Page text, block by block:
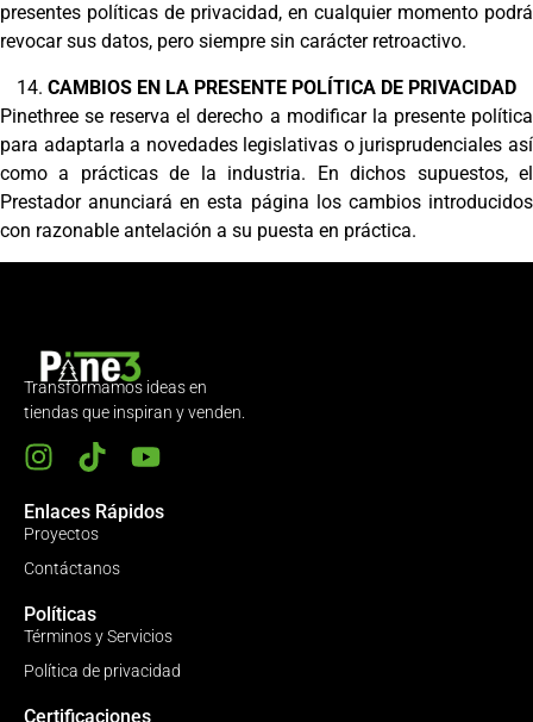
presentes políticas de privacidad, en cualquier momento podrá
revocar sus datos, pero siempre sin carácter retroactivo.
CAMBIOS EN LA PRESENTE POLÍTICA DE PRIVACIDAD
Pinethree se reserva el derecho a modificar la presente política
para adaptarla a novedades legislativas o jurisprudenciales así
como a prácticas de la industria. En dichos supuestos, el
Prestador anunciará en esta página los cambios introducidos
con razonable antelación a su puesta en práctica.
Transformamos ideas en
tiendas que inspiran y venden.
Enlaces Rápidos
Proyectos
Contáctanos
Políticas
Términos y Servicios
Política de privacidad
Certificaciones